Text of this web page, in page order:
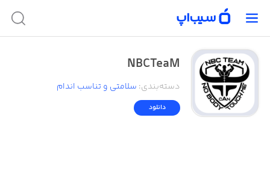
NBCTeaM
دسته‌بندی: سلامتی و تناسب اندام
دانلود